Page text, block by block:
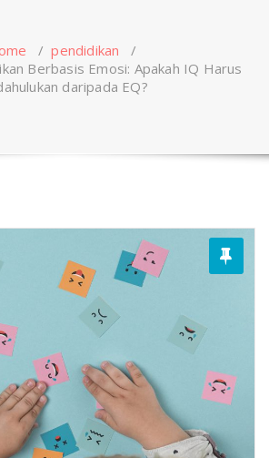
/pendidikan /
Berbasis Emosi: Apakah IQ Harus
daripada EQ?